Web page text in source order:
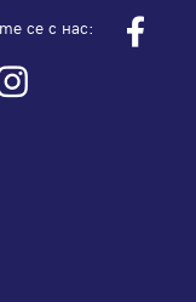
се с нас: